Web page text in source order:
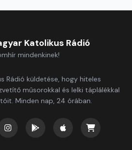
Katolikus Rádió
mindenkinek!
Rádió küldetése, hogy hiteles
műsorokkal és lelki táplálékkal
Minden nap, 24 órában.